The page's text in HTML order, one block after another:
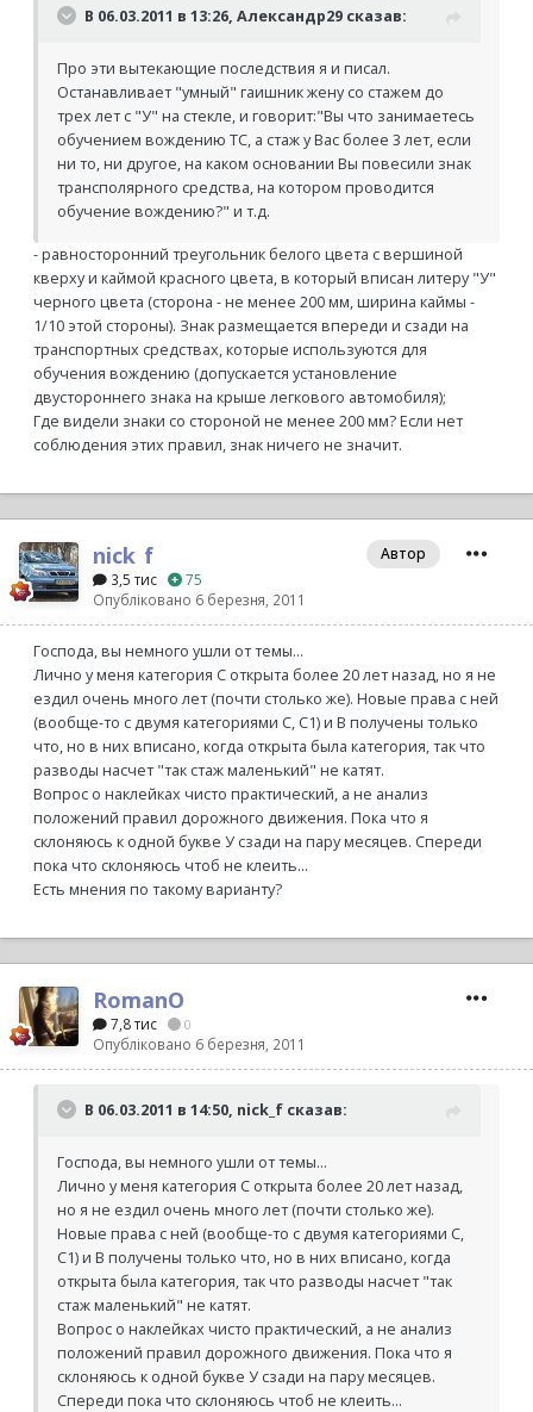
В 06.03.2011 в 13:26, Александр29 сказав:
Про эти вытекающие последствия я и писал.
Останавливает "умный" гаишник жену со стажем до
трех лет с "У" на стекле, и говорит:"Вы что занимаетесь
обучением вождению ТС, а стаж у Вас более 3 лет, если
ни то, ни другое, на каком основании Вы повесили знак
трансполярного средства, на котором проводится
обучение вождению?" и т.д.
- равносторонний треугольник белого цвета с вершиной
кверху и каймой красного цвета, в который вписан литеру "У"
черного цвета (сторона - не менее 200 мм, ширина каймы -
1/10 этой стороны). Знак размещается впереди и сзади на
транспортных средствах, которые используются для
обучения вождению (допускается установление
двустороннего знака на крыше легкового автомобиля);
Где видели знаки со стороной не менее 200 мм? Если нет
соблюдения этих правил, знак ничего не значит.
nick_f
3,5 тис
75
Опубліковано 6 березня, 2011
Автор
Господа, вы немного ушли от темы...
Лично у меня категория С открыта более 20 лет назад, но я не
ездил очень много лет (почти столько же). Новые права с ней
(вообще-то с двумя категориями С, С1) и B получены только
что, но в них вписано, когда открыта была категория, так что
разводы насчет "так стаж маленький" не катят.
Вопрос о наклейках чисто практический, а не анализ
положений правил дорожного движения. Пока что я
склоняюсь к одной букве У сзади на пару месяцев. Спереди
пока что склоняюсь чтоб не клеить...
Есть мнения по такому варианту?
RomanO
7,8 тис 0
Опубліковано 6 березня, 2011
В 06.03.2011 в 14:50, nick_f сказав:
Господа, вы немного ушли от темы...
Лично у меня категория С открыта более 20 лет назад,
но я не ездил очень много лет (почти столько же).
Новые права с ней (вообще-то с двумя категориями С,
С1) и B получены только что, но в них вписано, когда
открыта была категория, так что разводы насчет "так
стаж маленький" не катят.
Вопрос о наклейках чисто практический, а не анализ
положений правил дорожного движения. Пока что я
склоняюсь к одной букве У сзади на пару месяцев.
Спереди пока что склоняюсь чтоб не клеить...